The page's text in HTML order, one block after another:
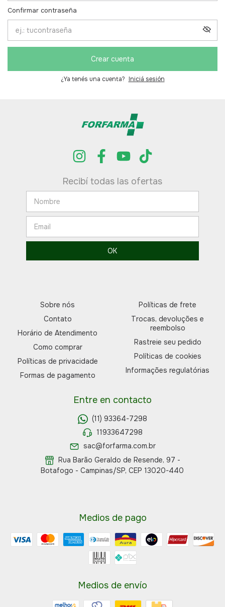
Confirmar contraseña
Crear cuenta
¿Ya tenés una cuenta? Iniciá sesión
Recibí todas las ofertas
Sobre nós
Contato
Horário de Atendimento
Como comprar
Políticas de privacidade
Formas de pagamento
Políticas de frete
Trocas, devoluções e
reembolso
Rastreie seu pedido
Políticas de cookies
Informações regulatórias
Entre en contacto
(11) 93364-7298
11933647298
sac@forfarma.com.br
Rua Barão Geraldo de Resende, 97 -
Botafogo - Campinas/SP, CEP 13020-440
Medios de pago
Medios de envío